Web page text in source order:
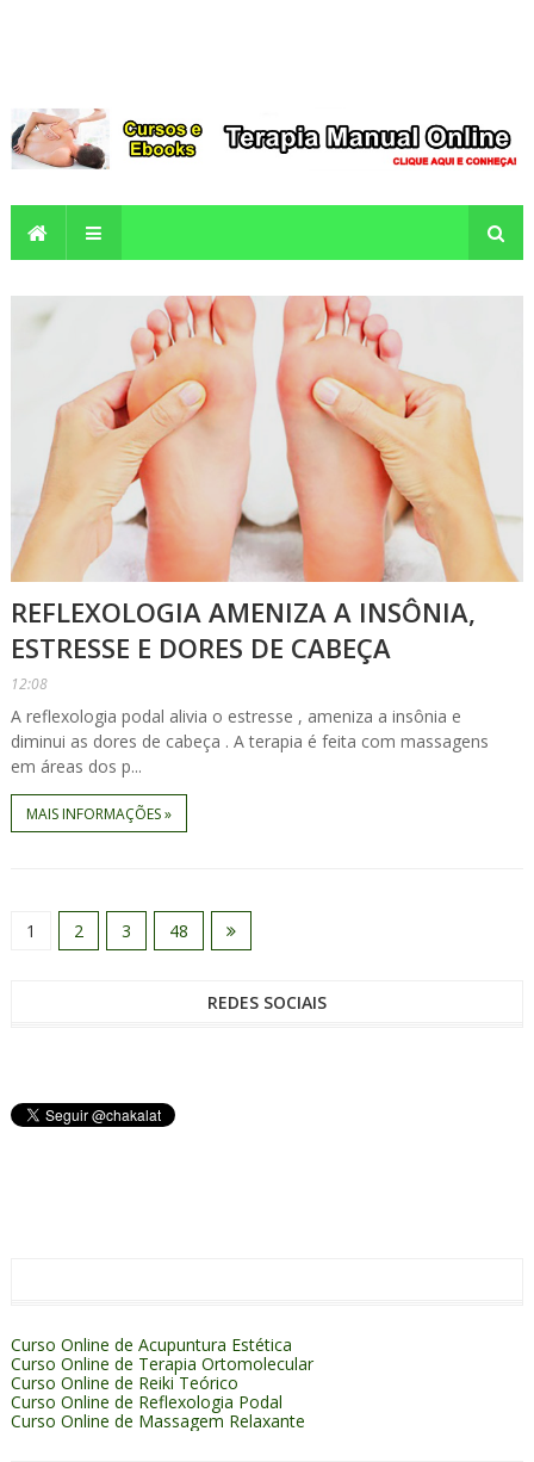
REFLEXOLOGIA AMENIZA A INSÔNIA,
ESTRESSE E DORES DE CABEÇA
12:08
A reflexologia podal alivia o estresse , ameniza a insônia e
diminui as dores de cabeça . A terapia é feita com massagens
em áreas dos p...
MAIS INFORMAÇÕES »
1 2 3 48
REDES SOCIAIS
Curso Online de Acupuntura Estética
Curso Online de Terapia Ortomolecular
Curso Online de Reiki Teórico
Curso Online de Reflexologia Podal
Curso Online de Massagem Relaxante